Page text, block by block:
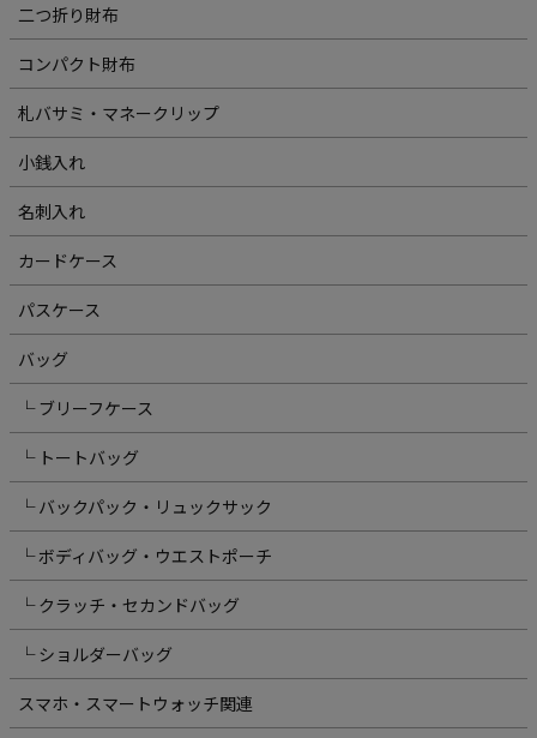
二つ折り財布
コンパクト財布
札バサミ・マネークリップ
小銭入れ
名刺入れ
カードケース
パスケース
バッグ
└ ブリーフケース
└ トートバッグ
└ バックパック・リュックサック
└ ボディバッグ・ウエストポーチ
└ クラッチ・セカンドバッグ
└ ショルダーバッグ
スマホ・スマートウォッチ関連